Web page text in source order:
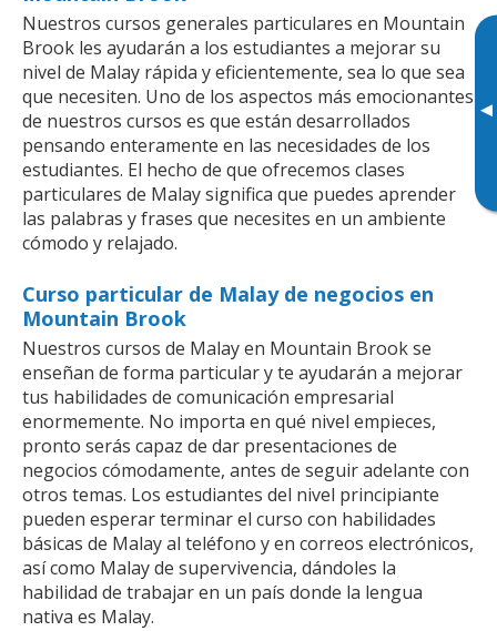
▸
Nuestros cursos generales particulares en Mountain
Brook les ayudarán a los estudiantes a mejorar su
nivel de Malay rápida y eficientemente, sea lo que sea
que necesiten. Uno de los aspectos más emocionantes
de nuestros cursos es que están desarrollados
pensando enteramente en las necesidades de los
estudiantes. El hecho de que ofrecemos clases
particulares de Malay significa que puedes aprender
las palabras y frases que necesites en un ambiente
cómodo y relajado.
Curso particular de Malay de negocios en
Mountain Brook
Nuestros cursos de Malay en Mountain Brook se
enseñan de forma particular y te ayudarán a mejorar
tus habilidades de comunicación empresarial
enormemente. No importa en qué nivel empieces,
pronto serás capaz de dar presentaciones de
negocios cómodamente, antes de seguir adelante con
otros temas. Los estudiantes del nivel principiante
pueden esperar terminar el curso con habilidades
básicas de Malay al teléfono y en correos electrónicos,
así como Malay de supervivencia, dándoles la
habilidad de trabajar en un país donde la lengua
nativa es Malay.